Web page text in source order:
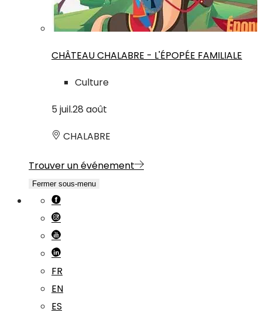
CHÂTEAU CHALABRE - L'ÉPOPÉE FAMILIALE
Culture
5 juil.28 août
CHALABRE
Trouver un événement
Fermer sous-menu
FR
EN
ES